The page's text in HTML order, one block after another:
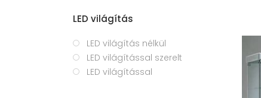
LED világítás
LED világítás nélkül
LED világítással szerelt
LED világítással